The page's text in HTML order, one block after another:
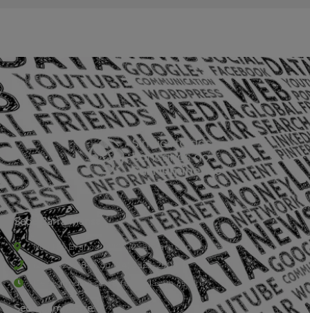
Sede Barra Mansa
Rua Rio Branco, nº107 (2º andar), Centro - Cep: 27.330-030
(24) 3323-2848 ou (24) 3323-2500
De segunda à sexta-feira , das 9h às 17h.
Sede Campestre: